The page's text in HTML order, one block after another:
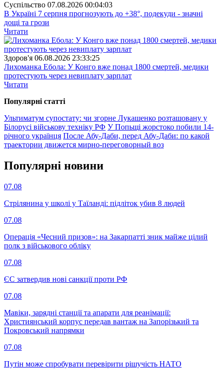
Суспiльство 07.08.2026 00:04:03
В Україні 7 серпня прогнозують до +38°, подекуди - значні
дощі та грози
Читати
Здоров'я 06.08.2026 23:33:25
Лихоманка Ебола: У Конго вже понад 1800 смертей, медики
протестують через невиплату зарплат
Читати
Популярнi статтi
Ультиматум супостату: чи згорне Лукашенко розташовану у
Білорусі військову техніку РФ У Попьщі жорстоко побили 14-
річного українця После Абу-Даби, перед Абу-Даби: по какой
траектории движется мирно-переговорный воз
Популярнi новини
07.08
Стрілянина у школі у Таїланді: підліток убив 8 людей
07.08
Операція «Чесний призов»: на Закарпатті зник майже цілий
полк з військового обліку
07.08
ЄС затвердив нові санкції проти РФ
07.08
Мавіки, зарядні станції та апарати для реанімації:
Християнський корпус передав вантаж на Запорізький та
Покровський напрямки
07.08
Путін може спробувати перевірити рішучість НАТО